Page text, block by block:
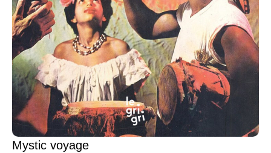
Mystic voyage